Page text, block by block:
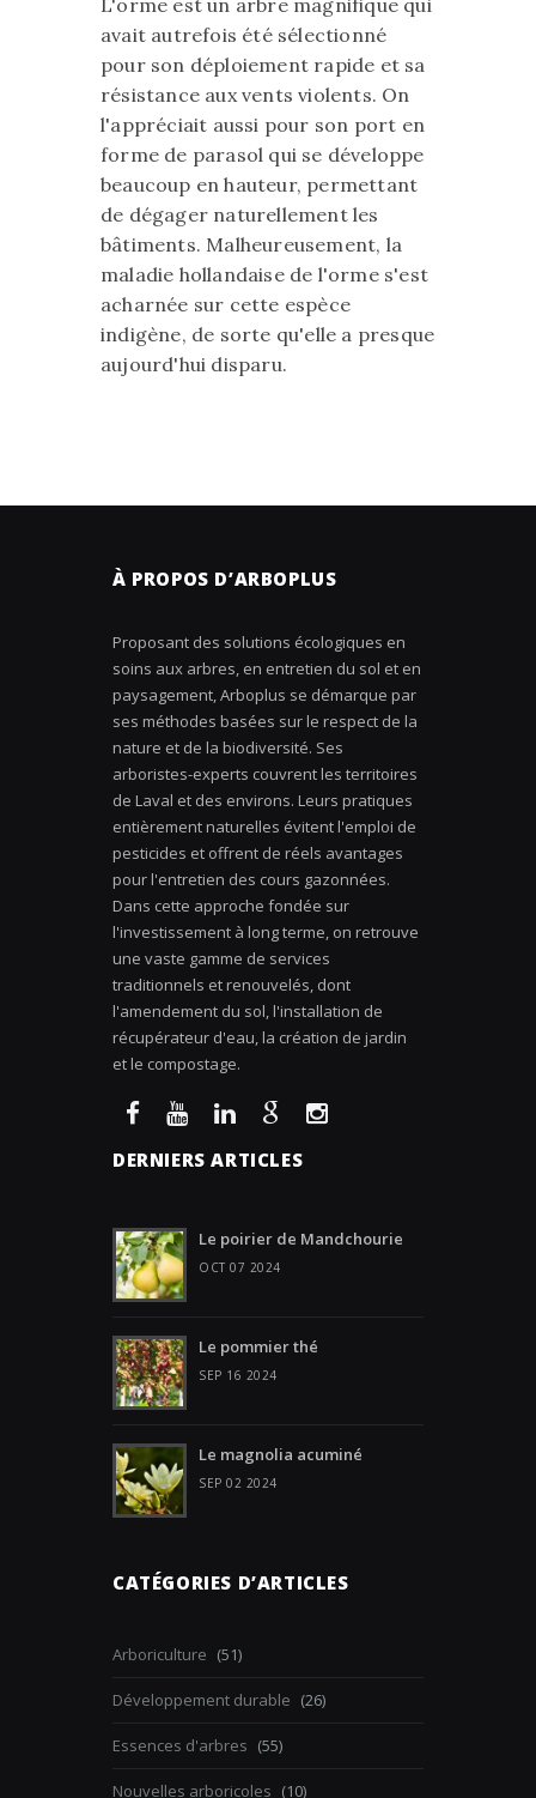
avait autrefois été sélectionné
pour son déploiement rapide et sa
résistance aux vents violents. On
l'appréciait aussi pour son port en
forme de parasol qui se développe
beaucoup en hauteur, permettant
de dégager naturellement les
bâtiments. Malheureusement, la
maladie hollandaise de l'orme s'est
acharnée sur cette espèce
indigène, de sorte qu'elle a presque
aujourd'hui disparu.
À PROPOS D’ARBOPLUS
Proposant des solutions écologiques en
soins aux arbres, en entretien du sol et en
paysagement, Arboplus se démarque par
ses méthodes basées sur le respect de la
nature et de la biodiversité. Ses
arboristes-experts couvrent les territoires
de Laval et des environs. Leurs pratiques
entièrement naturelles évitent l'emploi de
pesticides et offrent de réels avantages
pour l'entretien des cours gazonnées.
Dans cette approche fondée sur
l'investissement à long terme, on retrouve
une vaste gamme de services
traditionnels et renouvelés, dont
l'amendement du sol, l'installation de
récupérateur d'eau, la création de jardin
et le compostage.
DERNIERS ARTICLES
Le poirier de Mandchourie
OCT 07 2024
Le pommier thé
SEP 16 2024
Le magnolia acuminé
SEP 02 2024
CATÉGORIES D’ARTICLES
Arboriculture (51)
Développement durable (26)
Essences d'arbres (55)
Nouvelles arboricoles (10)